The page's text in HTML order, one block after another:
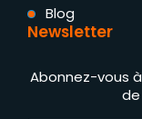
Blog
Newsletter
Abonnez-vous